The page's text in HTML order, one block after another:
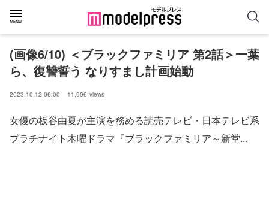
(画像6/10) ＜ブラックファミリア 第2話＞一葉
ら、復讐誓う なりすまし計画始動
2023.10.12 06:00 11,996 views
女優の板谷由夏が主演を務める読売テレビ・日本テレビ系
プラチナイト木曜ドラマ『ブラックファミリア～新堂...